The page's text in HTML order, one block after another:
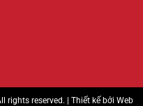
rights reserved. | Thiết kế bởi Web